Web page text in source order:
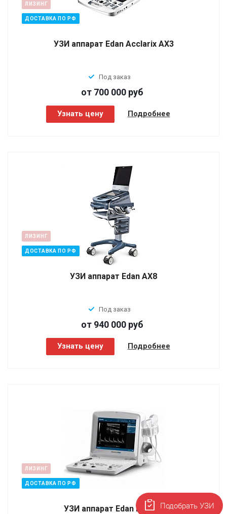
ЛИЗИНГ
ДОСТАВКА ПО РФ
УЗИ аппарат Edan Acclarix AX3
Под заказ
от 700 000 руб
Узнать цену Подробнее
ЛИЗИНГ
ДОСТАВКА ПО РФ
УЗИ аппарат Edan AX8
Под заказ
от 940 000 руб
Узнать цену Подробнее
ЛИЗИНГ
ДОСТАВКА ПО РФ
УЗИ аппарат Edan DUS 60Подобрать УЗИ